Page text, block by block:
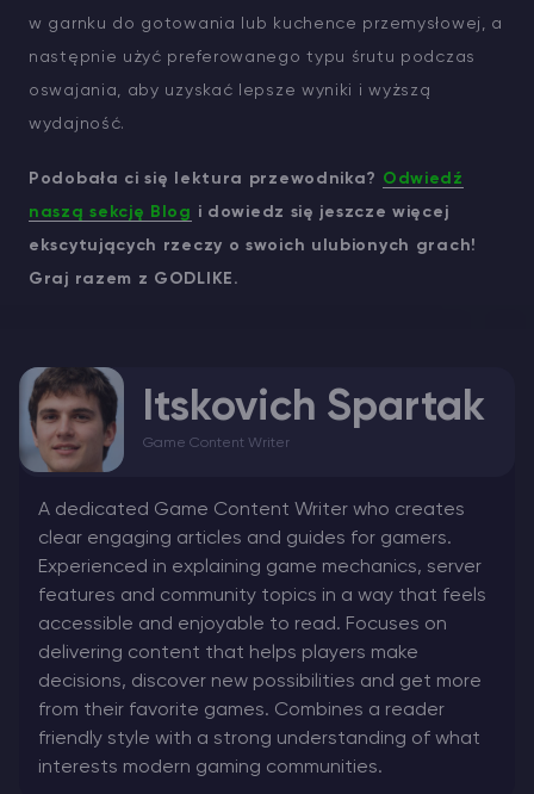
w garnku do gotowania lub kuchence przemysłowej, a
następnie użyć preferowanego typu śrutu podczas
oswajania, aby uzyskać lepsze wyniki i wyższą
wydajność.
Podobała ci się lektura przewodnika? Odwiedź
naszą sekcję Blog i dowiedz się jeszcze więcej
ekscytujących rzeczy o swoich ulubionych grach!
Graj razem z GODLIKE.
Itskovich Spartak
Game Content Writer
A dedicated Game Content Writer who creates
clear engaging articles and guides for gamers.
Experienced in explaining game mechanics, server
features and community topics in a way that feels
accessible and enjoyable to read. Focuses on
delivering content that helps players make
decisions, discover new possibilities and get more
from their favorite games. Combines a reader
friendly style with a strong understanding of what
interests modern gaming communities.